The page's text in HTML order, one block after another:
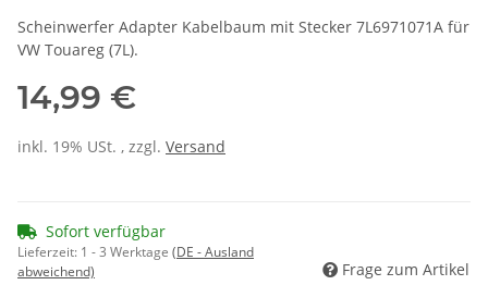
Scheinwerfer Adapter Kabelbaum mit Stecker 7L6971071A für
VW Touareg (7L).
14,99 €
inkl. 19% USt. , zzgl. Versand
Sofort verfügbar
Lieferzeit: 1 - 3 Werktage (DE - Ausland
abweichend)
Frage zum Artikel